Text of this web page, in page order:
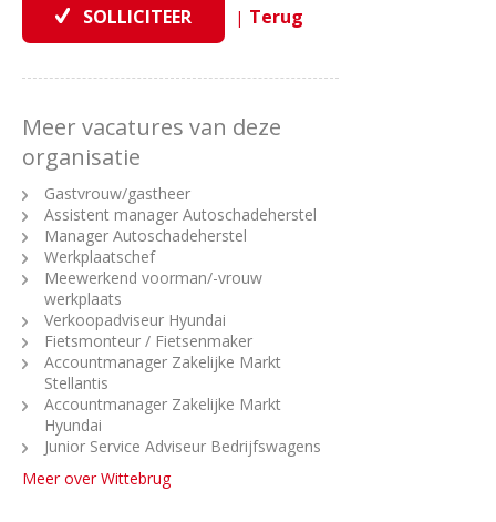
|
Meer vacatures van deze
organisatie
Gastvrouw/gastheer
Assistent manager Autoschadeherstel
Manager Autoschadeherstel
Werkplaatschef
Meewerkend voorman/-vrouw
werkplaats
Verkoopadviseur Hyundai
Fietsmonteur / Fietsenmaker
Accountmanager Zakelijke Markt
Stellantis
Accountmanager Zakelijke Markt
Hyundai
Junior Service Adviseur Bedrijfswagens
Meer over Wittebrug